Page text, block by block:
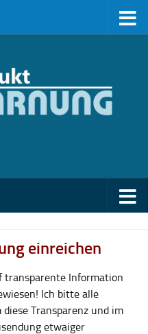
einreichen
transparente Information
Ich bitte alle
Transparenz und im
etwaiger